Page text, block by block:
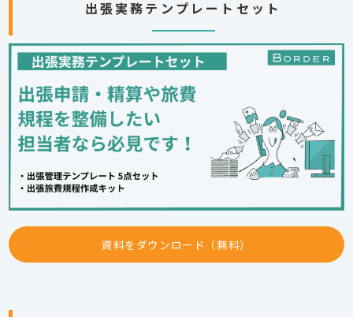
出張実務テンプレートセット
資料をダウンロード（無料）